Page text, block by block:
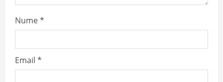
Nume*
Email *